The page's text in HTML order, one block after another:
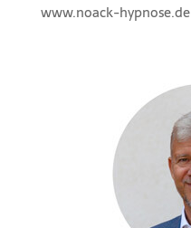
www.noack-hypnose.de